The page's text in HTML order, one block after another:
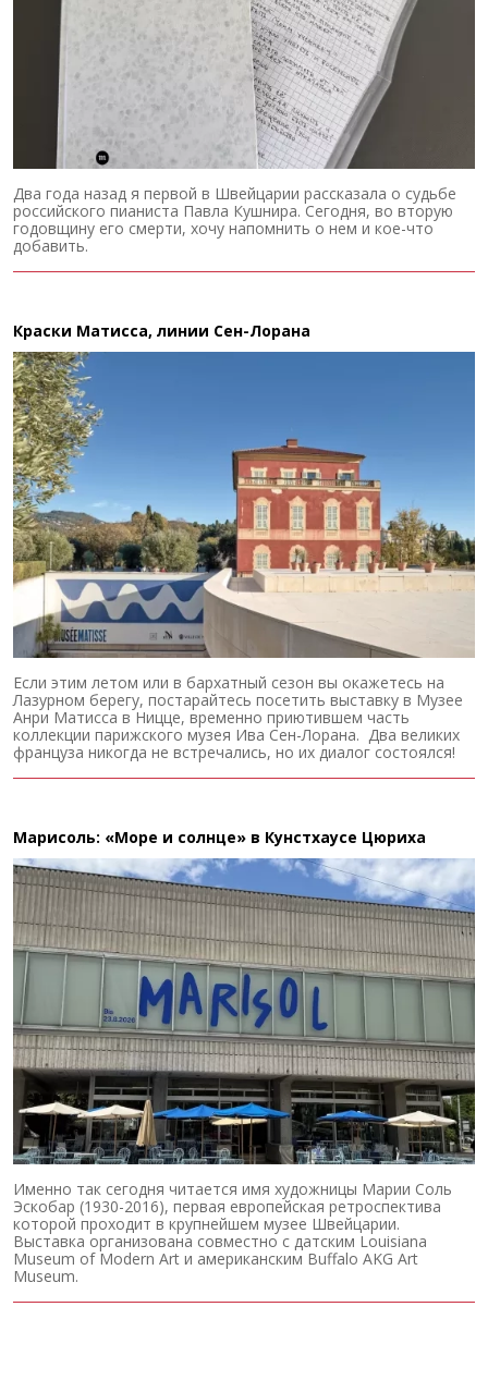
Два года назад я первой в Швейцарии рассказала о судьбе
российского пианиста Павла Кушнира. Сегодня, во вторую
годовщину его смерти, хочу напомнить о нем и кое-что
добавить.
Краски Матисса, линии Сен-Лорана
Если этим летом или в бархатный сезон вы окажетесь на
Лазурном берегу, постарайтесь посетить выставку в Музее
Анри Матисса в Ницце, временно приютившем часть
коллекции парижского музея Ива Сен-Лорана. Два великих
француза никогда не встречались, но их диалог состоялся!
Марисоль: «Море и солнце» в Кунстхаусе Цюриха
Именно так сегодня читается имя художницы Марии Соль
Эскобар (1930-2016), первая европейская ретроспектива
которой проходит в крупнейшем музее Швейцарии.
Выставка организована совместно с датским Louisiana
Museum of Modern Art и американским Buffalo AKG Art
Museum.